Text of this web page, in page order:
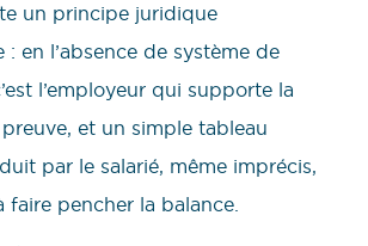
un principe juridique
en l’absence de système de
l’employeur qui supporte la
et un simple tableau
par le salarié, même imprécis,
faire pencher la balance.